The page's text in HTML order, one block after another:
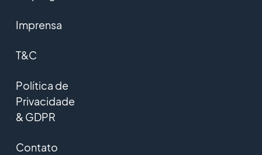
Imprensa
T&C
Política de
Privacidade
& GDPR
Contato